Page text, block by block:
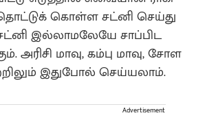
கொள்ள சட்னி செய்து
இல்லாமலேயே சாப்பிட
அரிசி மாவு, கம்பு மாவு, சோள
இதுபோல் செய்யலாம்.
Advertisement